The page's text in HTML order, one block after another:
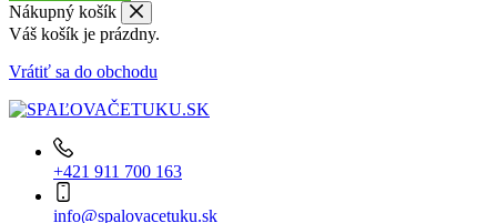
Nákupný košík
Váš košík je prázdny.
Vrátiť sa do obchodu
+421 911 700 163
info@spalovacetuku.sk